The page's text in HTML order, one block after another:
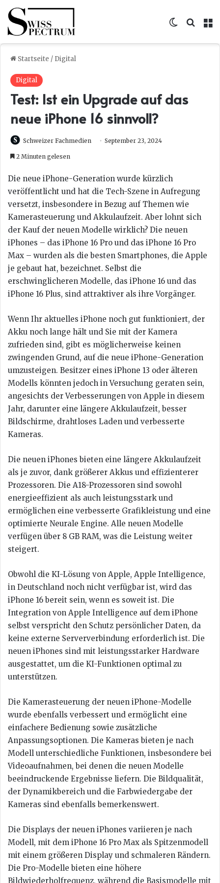
Skin
Startseite / Digital
Digital
Test: Ist ein Upgrade auf das
neue iPhone 16 sinnvoll?
Schweizer Fachmedien September 23, 2024
2 Minuten gelesen
Die neue iPhone-Generation wurde kürzlich
veröffentlicht und hat die Tech-Szene in Aufregung
versetzt, insbesondere in Bezug auf Themen wie
Kamerasteuerung und Akkulaufzeit. Aber lohnt sich
der Kauf der neuen Modelle wirklich? Die neuen
iPhones – das iPhone 16 Pro und das iPhone 16 Pro
Max – wurden als die besten Smartphones, die Apple
je gebaut hat, bezeichnet. Selbst die
erschwinglicheren Modelle, das iPhone 16 und das
iPhone 16 Plus, sind attraktiver als ihre Vorgänger.
Wenn Ihr aktuelles iPhone noch gut funktioniert, der
Akku noch lange hält und Sie mit der Kamera
zufrieden sind, gibt es möglicherweise keinen
zwingenden Grund, auf die neue iPhone-Generation
umzusteigen. Besitzer eines iPhone 13 oder älteren
Modells könnten jedoch in Versuchung geraten sein,
angesichts der Verbesserungen von Apple in diesem
Jahr, darunter eine längere Akkulaufzeit, besser
Bildschirme, drahtloses Laden und verbesserte
Kameras.
Die neuen iPhones bieten eine längere Akkulaufzeit
als je zuvor, dank größerer Akkus und effizienterer
Prozessoren. Die A18-Prozessoren sind sowohl
energieeffizient als auch leistungsstark und
ermöglichen eine verbesserte Grafikleistung und eine
optimierte Neurale Engine. Alle neuen Modelle
verfügen über 8 GB RAM, was die Leistung weiter
steigert.
Obwohl die KI-Lösung von Apple, Apple Intelligence,
in Deutschland noch nicht verfügbar ist, wird das
iPhone 16 bereit sein, wenn es soweit ist. Die
Integration von Apple Intelligence auf dem iPhone
selbst verspricht den Schutz persönlicher Daten, da
keine externe Serververbindung erforderlich ist. Die
neuen iPhones sind mit leistungsstarker Hardware
ausgestattet, um die KI-Funktionen optimal zu
unterstützen.
Die Kamerasteuerung der neuen iPhone-Modelle
wurde ebenfalls verbessert und ermöglicht eine
einfachere Bedienung sowie zusätzliche
Anpassungsoptionen. Die Kameras bieten je nach
Modell unterschiedliche Funktionen, insbesondere bei
Videoaufnahmen, bei denen die neuen Modelle
beeindruckende Ergebnisse liefern. Die Bildqualität,
der Dynamikbereich und die Farbwiedergabe der
Kameras sind ebenfalls bemerkenswert.
Die Displays der neuen iPhones variieren je nach
Modell, mit dem iPhone 16 Pro Max als Spitzenmodell
mit einem größeren Display und schmaleren Rändern.
Die Pro-Modelle bieten eine höhere
Bildwiederholfrequenz, während die Basismodelle mit